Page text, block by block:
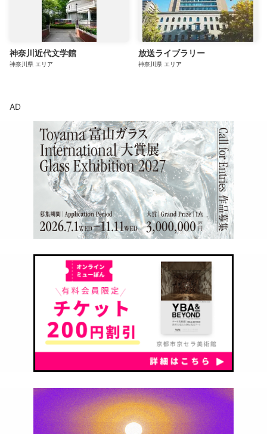
神奈川近代文学館
神奈川県 エリア
放送ライブラリー
神奈川県 エリア
AD